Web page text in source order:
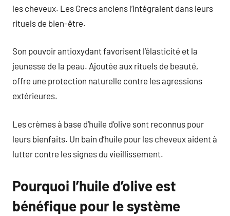
les cheveux. Les Grecs anciens l’intégraient dans leurs
rituels de bien-être.
Son pouvoir antioxydant favorisent l’élasticité et la
jeunesse de la peau. Ajoutée aux rituels de beauté,
offre une protection naturelle contre les agressions
extérieures.
Les crèmes à base d’huile d’olive sont reconnus pour
leurs bienfaits. Un bain d’huile pour les cheveux aident à
lutter contre les signes du vieillissement.
Pourquoi l’huile d’olive est
bénéfique pour le système